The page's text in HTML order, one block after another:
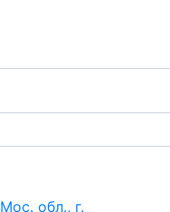
Мос. обл., г.